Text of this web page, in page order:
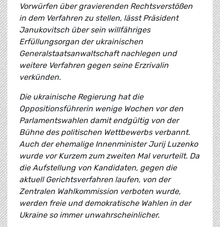
Vorwürfen über gravierenden Rechtsverstößen
in dem Verfahren zu stellen, lässt Präsident
Janukovitsch über sein willfähriges
Erfüllungsorgan der ukrainischen
Generalstaatsanwaltschaft nachlegen und
weitere Verfahren gegen seine Erzrivalin
verkünden.
Die ukrainische Regierung hat die
Oppositionsführerin wenige Wochen vor den
Parlamentswahlen damit endgültig von der
Bühne des politischen Wettbewerbs verbannt.
Auch der ehemalige Innenminister Jurij Luzenko
wurde vor Kurzem zum zweiten Mal verurteilt. Da
die Aufstellung von Kandidaten, gegen die
aktuell Gerichtsverfahren laufen, von der
Zentralen Wahlkommission verboten wurde,
werden freie und demokratische Wahlen in der
Ukraine so immer unwahrscheinlicher.